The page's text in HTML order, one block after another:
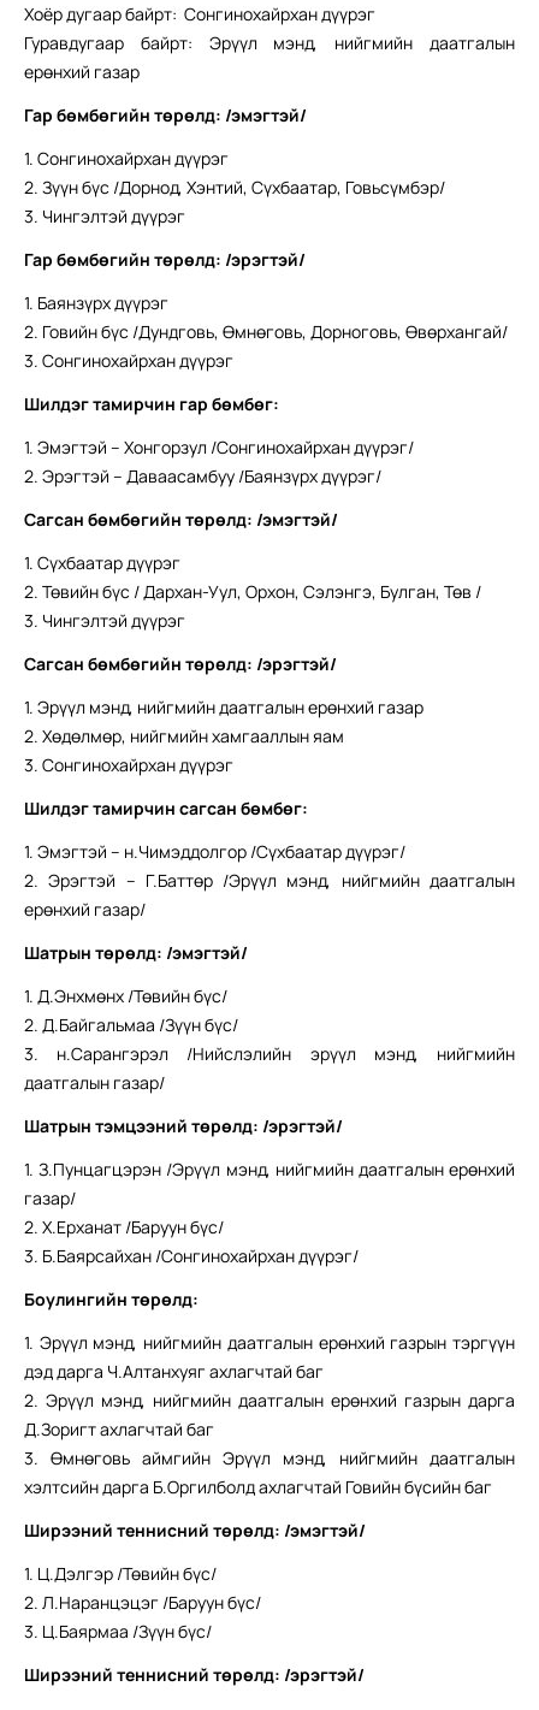
Хоёр дугаар байрт: Сонгинохайрхан дүүрэг
Гуравдугаар байрт: Эрүүл мэнд, нийгмийн даатгалын
ерөнхий газар
Гар бөмбөгийн төрөлд: /эмэгтэй/
1. Сонгинохайрхан дүүрэг
2. Зүүн бүс /Дорнод, Хэнтий, Сүхбаатар, Говьсүмбэр/
3. Чингэлтэй дүүрэг
Гар бөмбөгийн төрөлд: /эрэгтэй/
1. Баянзүрх дүүрэг
2. Говийн бүс /Дундговь, Өмнөговь, Дорноговь, Өвөрхангай/
3. Сонгинохайрхан дүүрэг
Шилдэг тамирчин гар бөмбөг:
1. Эмэгтэй – Хонгорзул /Сонгинохайрхан дүүрэг/
2. Эрэгтэй – Даваасамбуу /Баянзүрх дүүрэг/
Сагсан бөмбөгийн төрөлд: /эмэгтэй/
1. Сүхбаатар дүүрэг
2. Төвийн бүс / Дархан-Уул, Орхон, Сэлэнгэ, Булган, Төв /
3. Чингэлтэй дүүрэг
Сагсан бөмбөгийн төрөлд: /эрэгтэй/
1. Эрүүл мэнд, нийгмийн даатгалын ерөнхий газар
2. Хөдөлмөр, нийгмийн хамгааллын яам
3. Сонгинохайрхан дүүрэг
Шилдэг тамирчин сагсан бөмбөг:
1. Эмэгтэй – н.Чимэддолгор /Сүхбаатар дүүрэг/
2. Эрэгтэй – Г.Баттөр /Эрүүл мэнд, нийгмийн даатгалын
ерөнхий газар/
Шатрын төрөлд: /эмэгтэй/
1. Д.Энхмөнх /Төвийн бүс/
2. Д.Байгальмаа /Зүүн бүс/
3. н.Сарангэрэл /Нийслэлийн эрүүл мэнд, нийгмийн
даатгалын газар/
Шатрын тэмцээний төрөлд: /эрэгтэй/
1. З.Пунцагцэрэн /Эрүүл мэнд, нийгмийн даатгалын ерөнхий
газар/
2. Х.Ерханат /Баруун бүс/
3. Б.Баярсайхан /Сонгинохайрхан дүүрэг/
Боулингийн төрөлд:
1. Эрүүл мэнд, нийгмийн даатгалын ерөнхий газрын тэргүүн
дэд дарга Ч.Алтанхуяг ахлагчтай баг
2. Эрүүл мэнд, нийгмийн даатгалын ерөнхий газрын дарга
Д.Зоригт ахлагчтай баг
3. Өмнөговь аймгийн Эрүүл мэнд, нийгмийн даатгалын
хэлтсийн дарга Б.Оргилболд ахлагчтай Говийн бүсийн баг
Ширээний теннисний төрөлд: /эмэгтэй/
1. Ц.Дэлгэр /Төвийн бүс/
2. Л.Наранцэцэг /Баруун бүс/
3. Ц.Баярмаа /Зүүн бүс/
Ширээний теннисний төрөлд: /эрэгтэй/